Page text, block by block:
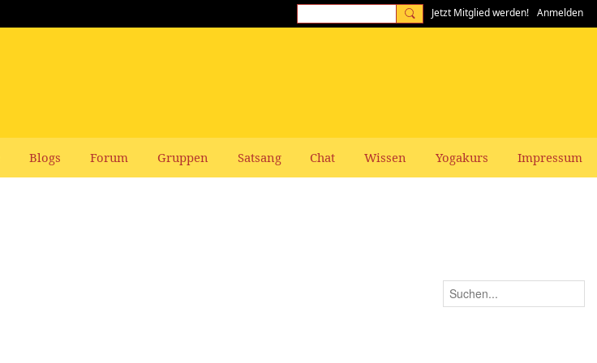
Jetzt Mitglied werden! Anmelden
Blogs Forum Gruppen Satsang Chat Wissen Yogakurs Impressum